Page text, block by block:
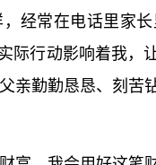
常在电话里家
际行动影响着我
亲勤勤恳恳、刻